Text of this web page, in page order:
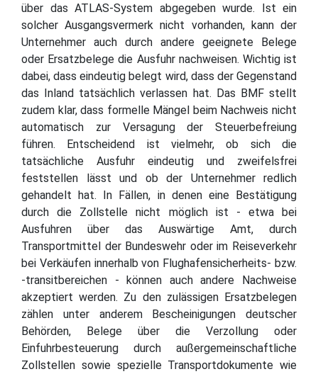
über das ATLAS-System abgegeben wurde. Ist ein
solcher Ausgangsvermerk nicht vorhanden, kann der
Unternehmer auch durch andere geeignete Belege
oder Ersatzbelege die Ausfuhr nachweisen. Wichtig ist
dabei, dass eindeutig belegt wird, dass der Gegenstand
das Inland tatsächlich verlassen hat. Das BMF stellt
zudem klar, dass formelle Mängel beim Nachweis nicht
automatisch zur Versagung der Steuerbefreiung
führen. Entscheidend ist vielmehr, ob sich die
tatsächliche Ausfuhr eindeutig und zweifelsfrei
feststellen lässt und ob der Unternehmer redlich
gehandelt hat. In Fällen, in denen eine Bestätigung
durch die Zollstelle nicht möglich ist - etwa bei
Ausfuhren über das Auswärtige Amt, durch
Transportmittel der Bundeswehr oder im Reiseverkehr
bei Verkäufen innerhalb von Flughafensicherheits- bzw.
-transitbereichen - können auch andere Nachweise
akzeptiert werden. Zu den zulässigen Ersatzbelegen
zählen unter anderem Bescheinigungen deutscher
Behörden, Belege über die Verzollung oder
Einfuhrbesteuerung durch außergemeinschaftliche
Zollstellen sowie spezielle Transportdokumente wie